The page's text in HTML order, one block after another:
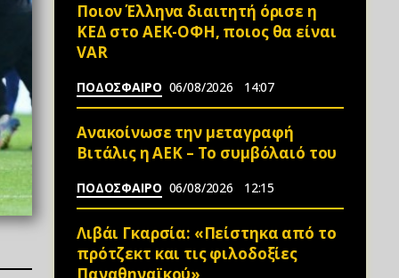
Ποιον Έλληνα διαιτητή όρισε η
ΚΕΔ στο ΑΕΚ-ΟΦΗ, ποιος θα είναι
VAR
ΠΟΔΟΣΦΑΙΡΟ 06/08/2026 14:07
Ανακοίνωσε την μεταγραφή
Βιτάλις η ΑΕΚ – Το συμβόλαιό του
ΠΟΔΟΣΦΑΙΡΟ 06/08/2026 12:15
Λιβάι Γκαρσία: «Πείστηκα από το
πρότζεκτ και τις φιλοδοξίες